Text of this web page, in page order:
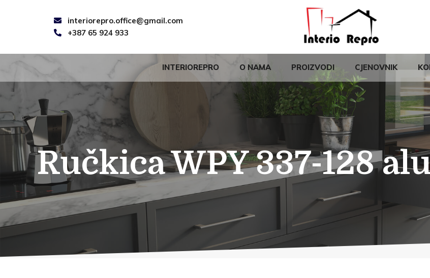
interiorepro.office@gmail.com
+387 65 924 933
INTERIOREPRO O NAMA PROIZVODI CJENOVNIK
Ručkica WPY 337-128